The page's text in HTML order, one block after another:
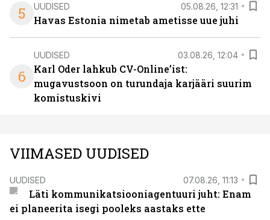
5 UUDISED 05.08.26, 12:31
Havas Estonia nimetab ametisse uue juhi
6
UUDISED 03.08.26, 12:04
Karl Oder lahkub CV-Online’ist:
mugavustsoon on turundaja karjääri suurim
komistuskivi
VIIMASED UUDISED
UUDISED 07.08.26, 11:13
Läti kommunikatsiooniagentuuri juht: Enam
ei planeerita isegi pooleks aastaks ette